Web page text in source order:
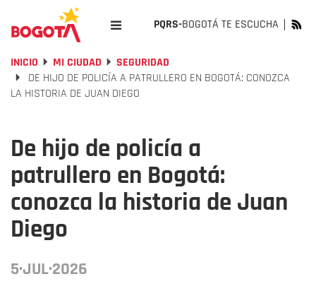
PQRS-BOGOTÁ TE ESCUCHA
INICIO MI CIUDAD
SEGURIDAD
DE HIJO DE POLICÍA A PATRULLERO EN BOGOTÁ: CONOZCA
LA HISTORIA DE JUAN DIEGO
De hijo de policía a
patrullero en Bogotá:
conozca la historia de Juan
Diego
5·JUL·2026